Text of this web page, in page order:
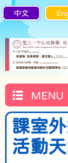
中文
MENU
課室
活動